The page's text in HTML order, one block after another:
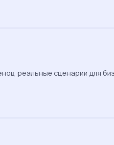
реальные сценарии для